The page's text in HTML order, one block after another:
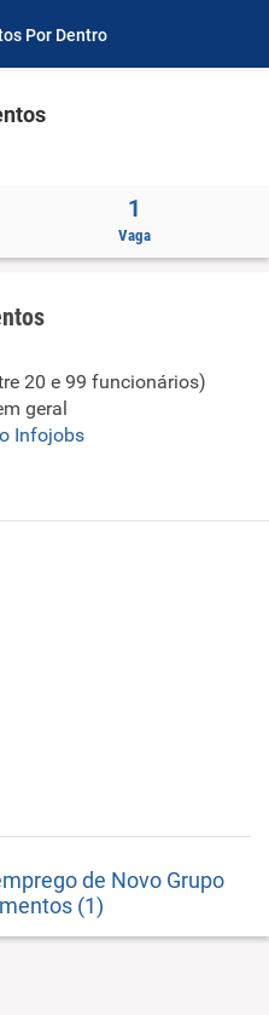
Por Dentro
1
Vaga
20 e 99 funcionários)
geral
Infojobs
imobiliários. Compra e
de imóveis próprios
de Novo Grupo
(1)